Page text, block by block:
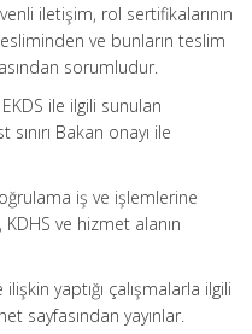
iletişim, rol sertifikalarının
ve bunların teslim
sorumludur.
ile ilgili sunulan
Bakan onayı ile
iş ve işlemlerine
ve hizmet alanın
yaptığı çalışmalarla ilgili
sayfasından yayınlar.